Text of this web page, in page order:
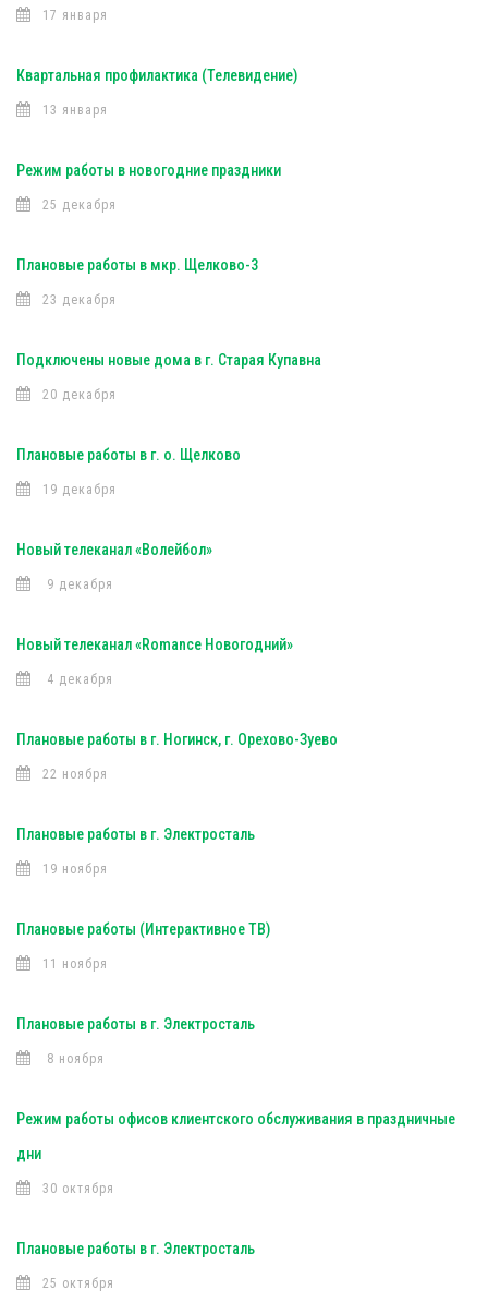
17 января
Квартальная профилактика (Телевидение)
13 января
Режим работы в новогодние праздники
25 декабря
Плановые работы в мкр. Щелково-3
23 декабря
Подключены новые дома в г. Старая Купавна
20 декабря
Плановые работы в г. о. Щелково
19 декабря
Новый телеканал «Волейбол»
9 декабря
Новый телеканал «Romance Новогодний»
4 декабря
Плановые работы в г. Ногинск, г. Орехово-Зуево
22 ноября
Плановые работы в г. Электросталь
19 ноября
Плановые работы (Интерактивное ТВ)
11 ноября
Плановые работы в г. Электросталь
8 ноября
Режим работы офисов клиентского обслуживания в праздничные
дни
30 октября
Плановые работы в г. Электросталь
25 октября